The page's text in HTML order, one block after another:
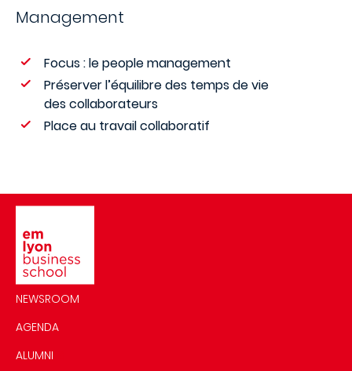
Management
Focus : le people management
Préserver l’équilibre des temps de vie
des collaborateurs
Place au travail collaboratif
NEWSROOM
AGENDA
ALUMNI